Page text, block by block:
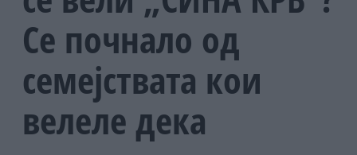
Се почнало од
семејствата кои
велеле дека